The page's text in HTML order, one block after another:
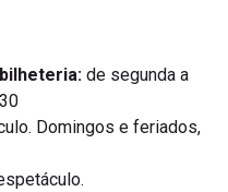
de segunda a
Domingos e feriados,